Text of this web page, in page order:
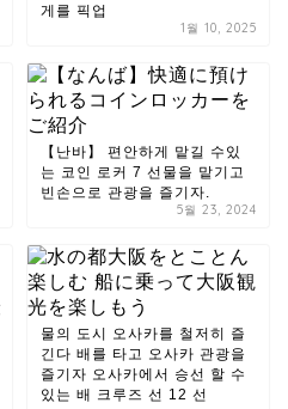
게를 픽업
1월 10, 2025
【난바】 편안하게 맡길 수있
는 코인 로커 7 선물을 맡기고
빈손으로 관광을 즐기자.
5월 23, 2024
물의 도시 오사카를 철저히 즐
긴다 배를 타고 오사카 관광을
즐기자 오사카에서 승선 할 수
있는 배 크루즈 선 12 선